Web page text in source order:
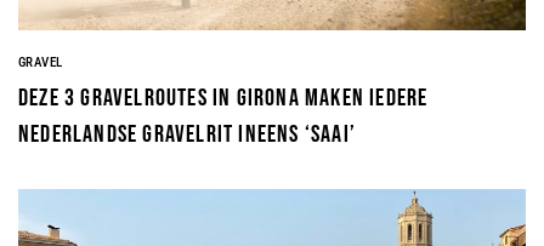
GRAVEL
Deze 3 gravelroutes in Girona maken iedere
Nederlandse gravelrit ineens ‘saai’